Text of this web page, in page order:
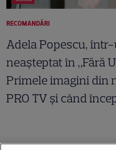
RECOMANDĂRI
Adela Popescu,
neașteptat în „Fără
Primele imagini din
PRO TV și când